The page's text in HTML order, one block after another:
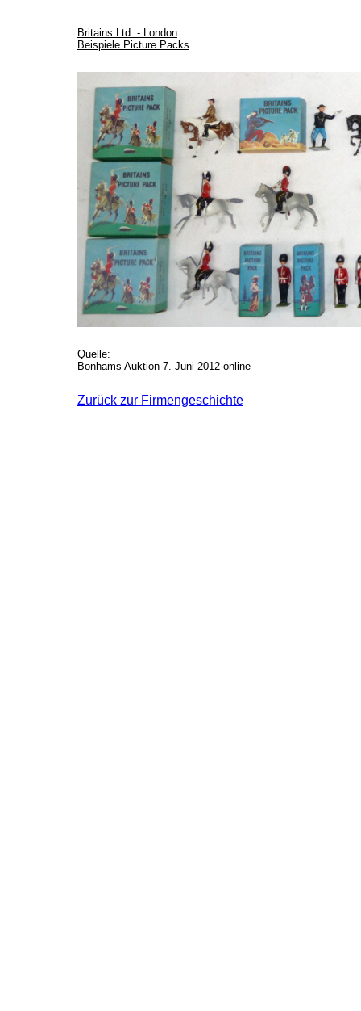
Britains Ltd. - London
Beispiele Picture Packs
Quelle:
Bonhams Auktion 7. Juni 2012 online
Zurück zur Firmengeschichte